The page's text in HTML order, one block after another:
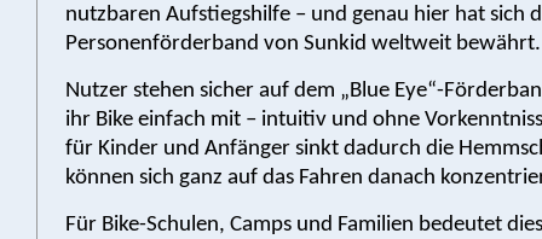
nutzbaren Aufstiegshilfe – und genau hier hat sich
Personenförderband von Sunkid weltweit bewährt.
Nutzer stehen sicher auf dem „Blue Eye“-
ihr Bike einfach mit – intuitiv und ohne
für Kinder und Anfänger sinkt dadurch die
können sich ganz auf das Fahren danach
Für Bike-Schulen, Camps und Familien bedeutet